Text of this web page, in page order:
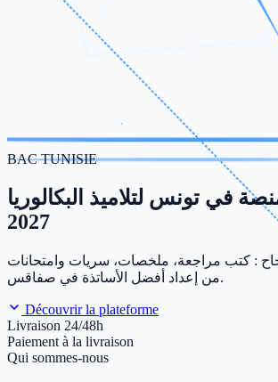
BAC TUNISIE
في تونس لتلاميذ البكالوريا
2027
: كتب مراجعة، ملخصات، سريات وامتحانات
من إعداد أفضل الأساتذة في صفاقس.
Découvrir la plateforme
Livraison 24/48h
Paiement à la livraison
Qui sommes-nous